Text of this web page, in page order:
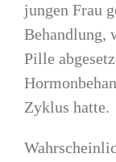
jungen Frau
Behandlung,
Pille
Zyklus hatte.